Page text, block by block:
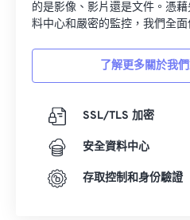
的是影像、影片還是文件。憑
料中心和嚴密的監控，我們全面
了解更多關於我
SSL/TLS 加密
安全資料中心
存取控制和身份驗證